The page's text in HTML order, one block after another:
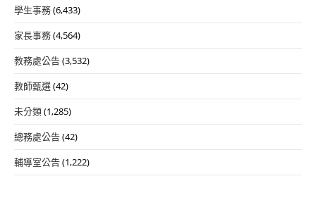
學生事務(6,433)
家長事務(4,564)
教務處公告(3,532)
教師甄選(42)
未分類(1,285)
總務處公告(42)
輔導室公告(1,222)